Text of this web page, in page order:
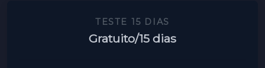
TESTE 15 DIAS
Gratuito/15 dias